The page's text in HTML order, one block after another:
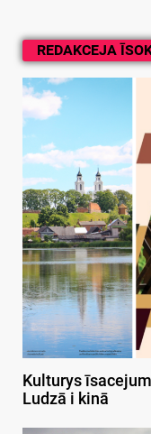
REDAKCEJA
Kulturys
Ludzā i kinā